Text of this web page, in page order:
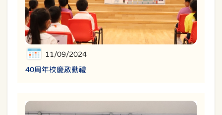
11/09/2024
40周年校慶啟動禮